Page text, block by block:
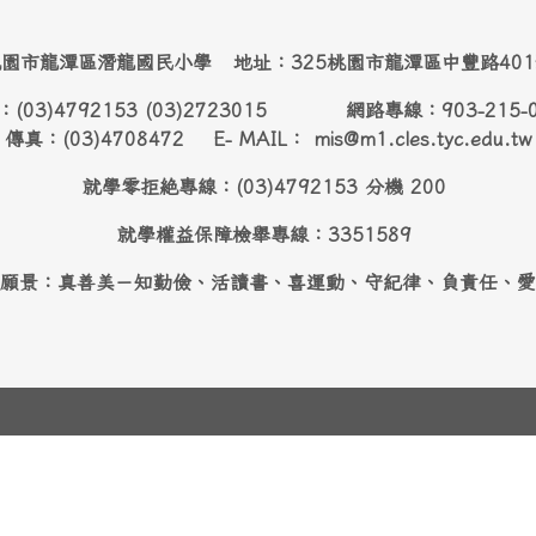
市龍潭區潛龍國民小學 地址：325桃園市龍潭區中豐路
：(03)4792153 (03)2723015 網路專線：903-215-
傳真：(03)4708472 E- MAIL： mis@m1.cles.tyc.edu.tw
就學零拒絶專線：(03)4792153 分機 200
就學權益保障檢舉專線：3351589
景：真善美－知勤儉、活讀書、喜運動、守紀律、負責任、